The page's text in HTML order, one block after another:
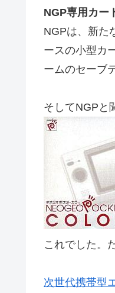
NGP専用カー
NGPは、新た
ースの小型カ
ームのセーブ
そしてNGPと
これでした。
次世代携帯型